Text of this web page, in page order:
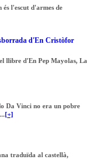
l'escut d'armes de
d'En Cristòfor
llibre d'En Pep Mayolas, La
Da Vinci no era un pobre
[+]
traduïda al castellà,